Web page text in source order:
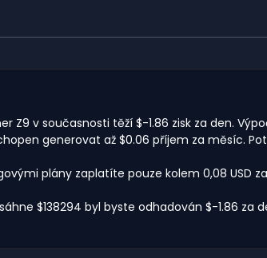
Z9 v současnosti těží $-1.86 zisk za den.
generovat až $0.06 příjem za měsíc.
plány zaplatíte pouze kolem 0,08 USD
$138294 byl byste odhadován $-1.86 za